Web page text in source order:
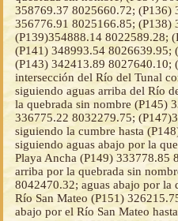
358769.37 8025660.72; (P136)
356776.91 8025166.85; (P138)
(P139)354888.14 8022589.28;
(P141) 348993.54 8026639.95;
(P143) 342413.89 8027640.10;
intersección del Río del Tunal
siguiendo aguas arriba del Río
la quebrada sin nombre (P145)
336775.22 8032279.75;
siguiendo la cumbre hasta
siguiendo aguas abajo por la
Playa Ancha (P149) 333778.85
arriba por la quebrada sin
8042470.32; aguas abajo por la
Río San Mateo (P151)
abajo por el Río San Mateo